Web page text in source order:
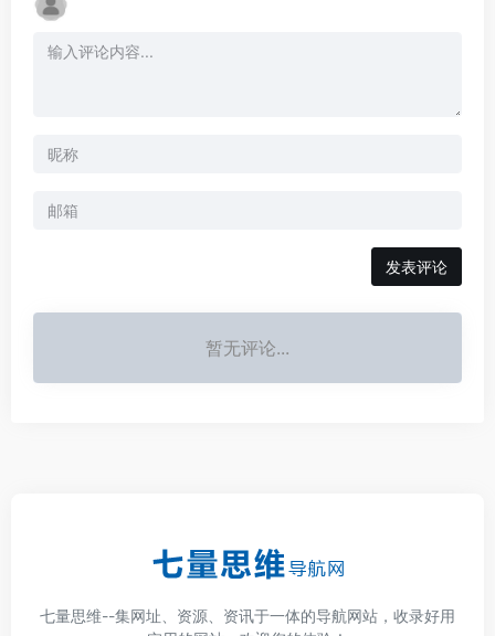
发表评论
暂无评论...
七量思维--集网址、资源、资讯于一体的导航网站，收录好用